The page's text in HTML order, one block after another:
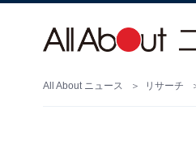
All About ニュース リサーチ